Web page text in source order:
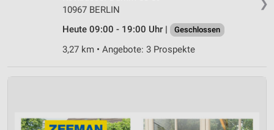
❯
10967 BERLIN
Heute 09:00 - 19:00 Uhr |
Geschlossen
3,27 km • Angebote: 3 Prospekte